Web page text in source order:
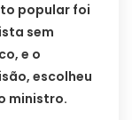
popular foi
sem
e o
escolheu
ministro.